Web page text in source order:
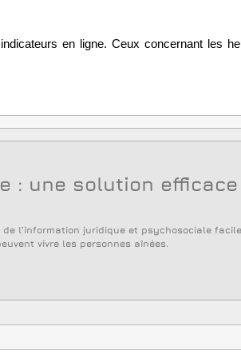
en ligne. Ceux concernant les
: une solution
l’information juridique et psychosociale
vivre les personnes aînées.